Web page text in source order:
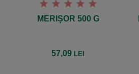
MERIȘOR 500 G
57,09 LEI